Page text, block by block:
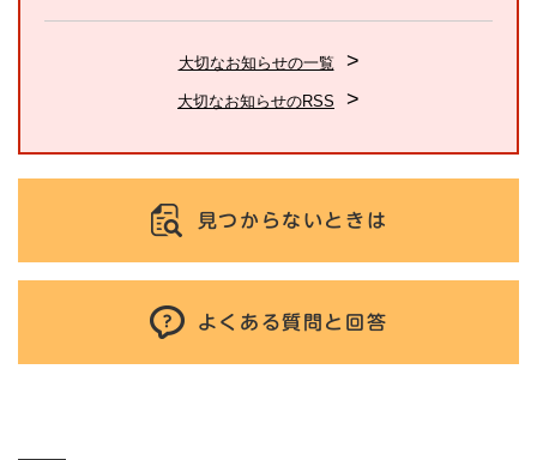
大切なお知らせの一覧
大切なお知らせのRSS
見つからないときは
よくある質問と回答